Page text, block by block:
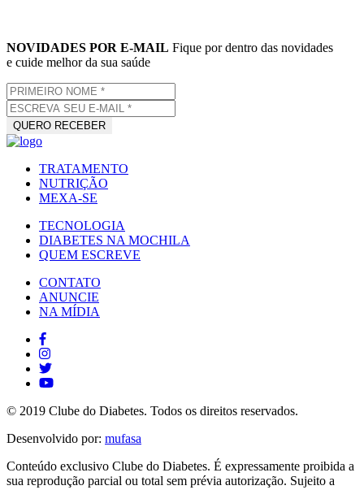
NOVIDADES POR E-MAIL Fique por dentro das novidades
e cuide melhor da sua saúde
TRATAMENTO
NUTRIÇÃO
MEXA-SE
TECNOLOGIA
DIABETES NA MOCHILA
QUEM ESCREVE
CONTATO
ANUNCIE
NA MÍDIA
© 2019 Clube do Diabetes. Todos os direitos reservados.
Desenvolvido por: mufasa
Conteúdo exclusivo Clube do Diabetes. É expressamente proibida a
sua reprodução parcial ou total sem prévia autorização. Sujeito a